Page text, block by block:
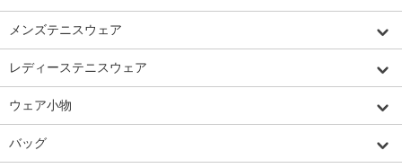
メンズテニスウェア
レディーステニスウェア
ウェア小物
バッグ